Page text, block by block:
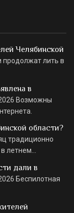
Челябинской
лить в
в
Возможны
области?
традиционно
летнем…
дали в
Беспилотная